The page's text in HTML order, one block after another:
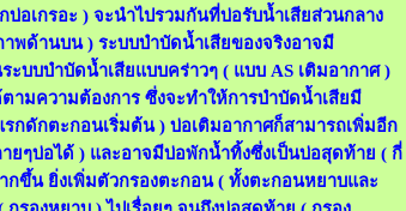
อเกรอะ ) จะนำไปรวมกันที่บ่อรับน้ำเสียส่วนกลาง
พด้านบน ) ระบบบำบัดน้ำเสียของจริงอาจมี
บบบำบัดน้ำเสียแบบคร่าวๆ ( แบบ AS เติมอากาศ )
มความต้องการ ซึ่งจะทำให้การบำบัดน้ำเสียมี
ดักตะกอนเริ่มต้น ) บ่อเติมอากาศก็สามารถเพิ่มอีก
ๆบ่อได้ ) และอาจมีบ่อพักน้ำทิ้งซึ่งเป็นบ่อสุดท้าย ( กี่
ขึ้น ยิ่งเพิ่มตัวกรองตะกอน ( ทั้งตะกอนหยาบและ